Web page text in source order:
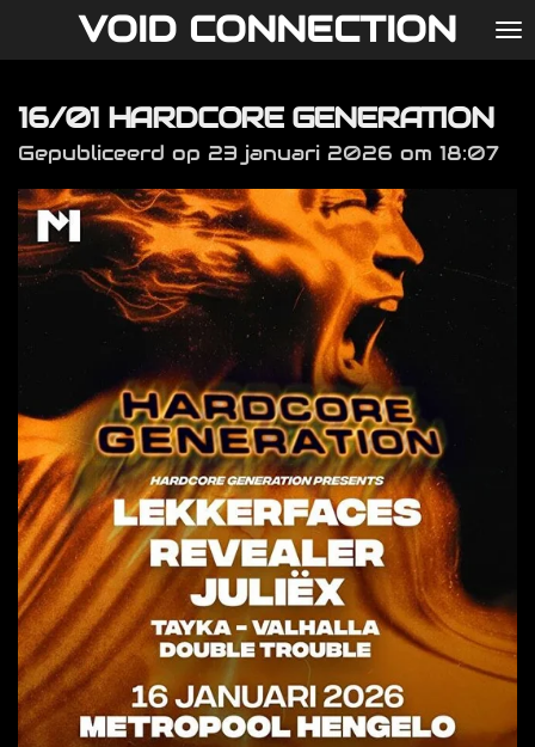
direct
de
hoofdinhoud
VOID CONNECTION
16/01 HARDCORE GENERATION
Gepubliceerd op 23 januari 2026 om 18:07